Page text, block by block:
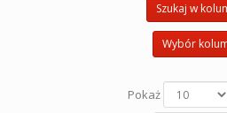
Szukaj w
Wybór
Pokaż